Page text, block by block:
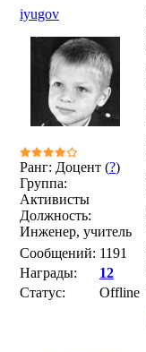
iyugov
Ранг: Доцент (?)
Группа:
Активисты
Должность:
Инженер, учитель
Сообщений: 1191
Награды:
12
Статус:
Offline